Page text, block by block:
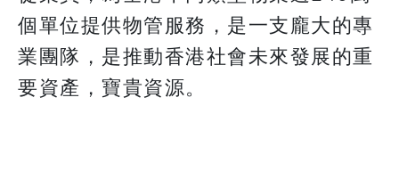
個單位提供物管服務，是一支龐大的專
業團隊，是推動香港社會未來發展的重
要資產，寶貴資源。